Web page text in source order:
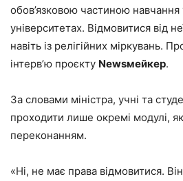
обов’язковою частиною
університетах. Відмовитися від
навіть із релігійних міркувань.
інтерв’ю проєкту Newsмейкер.
За словами міністра, учні та
проходити лише окремі модулі,
переконанням.
«Ні, не має права відмовитися.